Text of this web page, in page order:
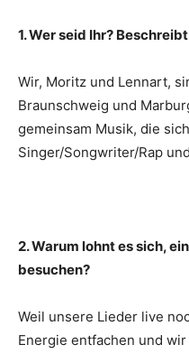
1. Wer seid Ihr?
Wir, Moritz und Lennart,
Braunschweig und
gemeinsam Musik, die
Singer/Songwriter/Rap
2. Warum lohnt es sich,
besuchen?
Weil unsere Lieder live
Energie entfachen und